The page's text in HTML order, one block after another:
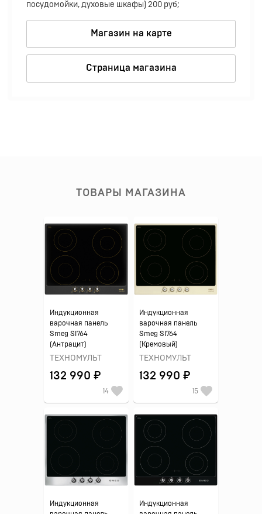
посудомойки, духовые шкафы) 200 руб;
Магазин на карте
Страница магазина
ТОВАРЫ МАГАЗИНА
Индукционная
варочная панель
Smeg SI764
(Антрацит)
ТЕХНОМУЛЬТ
132 990 ₽
14
Индукционная
варочная панель
Smeg SI764
(Кремовый)
ТЕХНОМУЛЬТ
132 990 ₽
15
Индукционная
Индукционная